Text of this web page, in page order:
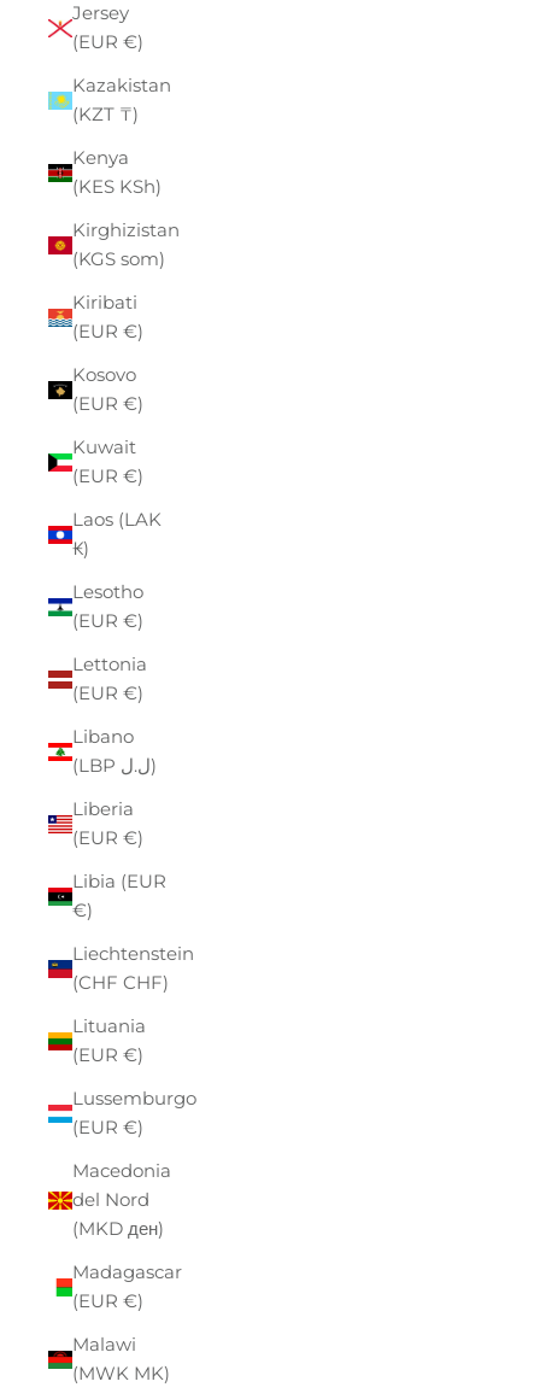
Jersey
(EUR €)
Kazakistan
(KZT ₸)
Kenya
(KES KSh)
Kirghizistan
(KGS som)
Kiribati
(EUR €)
Kosovo
(EUR €)
Kuwait
(EUR €)
Laos (LAK
₭)
Lesotho
(EUR €)
Lettonia
(EUR €)
Libano
(LBP ل.ل)
Liberia
(EUR €)
Libia (EUR
€)
Liechtenstein
(CHF CHF)
Lituania
(EUR €)
Lussemburgo
(EUR €)
Macedonia
del Nord
(MKD ден)
Madagascar
(EUR €)
Malawi
(MWK MK)